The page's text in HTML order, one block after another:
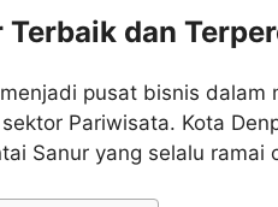
dan
pusat bisnis dalam
Pariwisata. Kota
Sanur yang selalu ramai